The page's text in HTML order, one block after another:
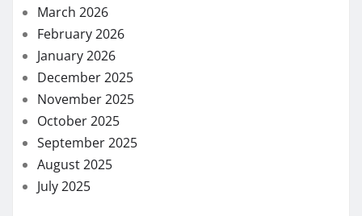
March 2026
February 2026
January 2026
December 2025
November 2025
October 2025
September 2025
August 2025
July 2025